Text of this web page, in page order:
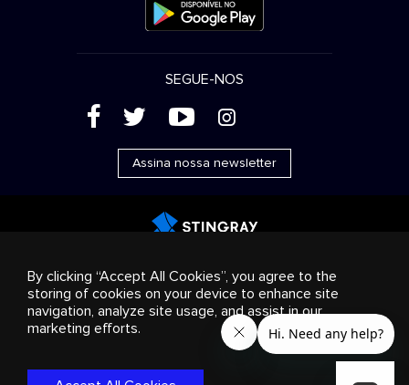
SEGUE-NOS
( ' + &
Assina nossa newsletter
consumo
Soluções empresariais Rádio
Sobre nós
Cookies settings
© 2018-2025 Stingray Group Inc. Todos os direitos
reservados. STINGRAY®, STINGRAY® MUSIC e outras marcas e
logotipos relacionados são marcas comerciais do Stingray
Group no Canadá, Estados Unidos da América e outros
By clicking “Accept All Cookies”, you agree to the
storing of cookies on your device to enhance site
navigation, analyze site usage, and assist in our
marketing efforts.